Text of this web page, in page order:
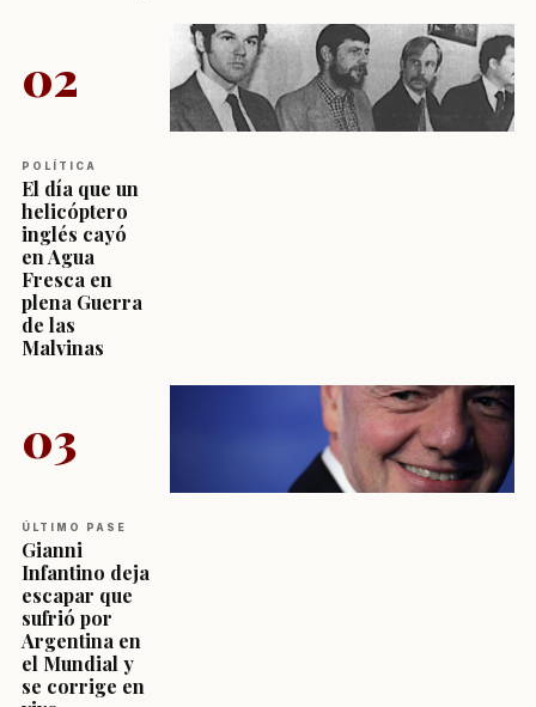
02
POLÍTICA
El día que un
helicóptero
inglés cayó
en Agua
Fresca en
plena Guerra
de las
Malvinas
03
ÚLTIMO PASE
Gianni
Infantino deja
escapar que
sufrió por
Argentina en
el Mundial y
se corrige en